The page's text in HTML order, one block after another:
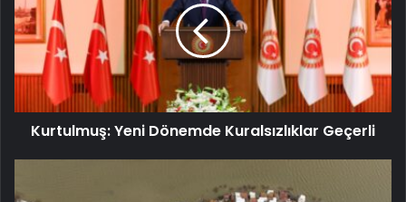
Kurtulmuş: Yeni Dönemde Kuralsızlıklar Geçerli